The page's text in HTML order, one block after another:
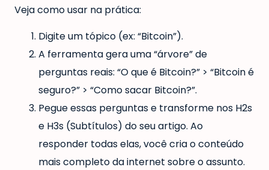
Veja como usar na prática:
Digite um tópico (ex: “Bitcoin”).
A ferramenta gera uma “árvore” de
perguntas reais: “O que é Bitcoin?” > “Bitcoin é
seguro?” > “Como sacar Bitcoin?”.
Pegue essas perguntas e transforme nos H2s
e H3s (Subtítulos) do seu artigo. Ao
responder todas elas, você cria o conteúdo
mais completo da internet sobre o assunto.